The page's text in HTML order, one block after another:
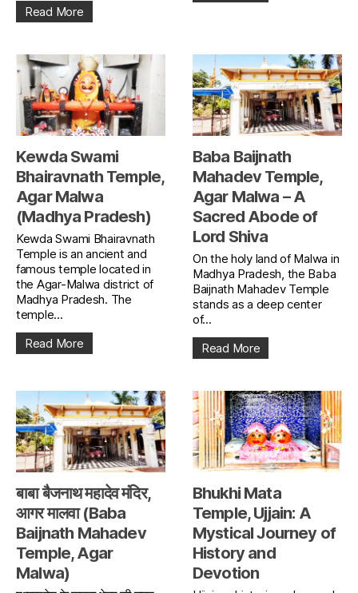
Read More
Kewda Swami
Bhairavnath Temple,
Agar Malwa
(Madhya Pradesh)
Kewda Swami Bhairavnath
Temple is an ancient and
famous temple located in
the Agar-Malwa district of
Madhya Pradesh. The
temple...
Read More
Baba Baijnath
Mahadev Temple,
Agar Malwa – A
Sacred Abode of
Lord Shiva
On the holy land of Malwa in
Madhya Pradesh, the Baba
Baijnath Mahadev Temple
stands as a deep center
of...
Read More
बाबा बैजनाथ महादेव मंदिर,
आगर मालवा (Baba
Baijnath Mahadev
Temple, Agar
Malwa)
Bhukhi Mata
Temple, Ujjain: A
Mystical Journey of
History and
Devotion